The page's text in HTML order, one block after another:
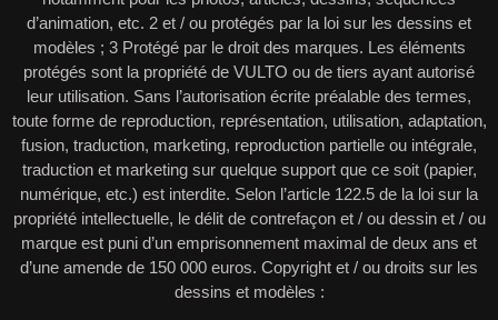
d’animation, etc. 2 et / ou protégés par la loi sur les dessins et
modèles ; 3 Protégé par le droit des marques. Les éléments
protégés sont la propriété de VULTO ou de tiers ayant autorisé
leur utilisation. Sans l’autorisation écrite préalable des termes,
toute forme de reproduction, représentation, utilisation, adaptation,
fusion, traduction, marketing, reproduction partielle ou intégrale,
traduction et marketing sur quelque support que ce soit (papier,
numérique, etc.) est interdite. Selon l’article 122.5 de la loi sur la
propriété intellectuelle, le délit de contrefaçon et / ou dessin et / ou
marque est puni d’un emprisonnement maximal de deux ans et
d’une amende de 150 000 euros. Copyright et / ou droits sur les
dessins et modèles :